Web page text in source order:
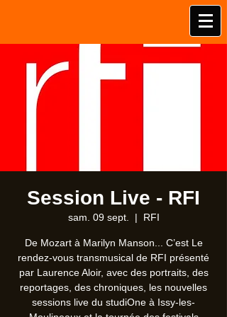
Session Live - RFI
sam. 09 sept.
  |
RFI
De Mozart à Marilyn Manson... C’est Le
rendez-vous transmusical de RFI présenté
par Laurence Aloir, avec des portraits, des
reportages, des chroniques, les nouvelles
sessions live du studiOne à Issy-les-